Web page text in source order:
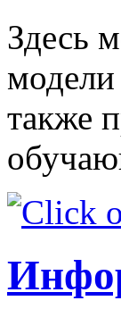
Здесь
также